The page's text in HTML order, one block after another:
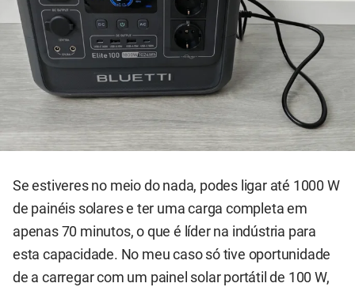
Se estiveres no meio do nada, podes ligar até 1000 W
de painéis solares e ter uma carga completa em
apenas 70 minutos, o que é líder na indústria para
esta capacidade. No meu caso só tive oportunidade
de a carregar com um painel solar portátil de 100 W,